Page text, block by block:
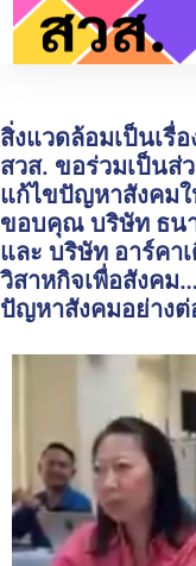
สิ่งแวดล้อมเป็นเรื่
สวส. ขอร่วมเป็นส่
แก้ไขปัญหาสังคม
ขอบคุณ บริษัท ธน
และ บริษัท อาร์คา
วิสาหกิจเพื่อสังคม
ปัญหาสังคมอย่างต่